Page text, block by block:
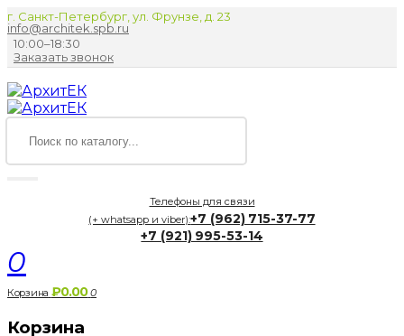
г. Санкт-Петербург, ул. Фрунзе, д. 23
info@architek.spb.ru
10:00–18:30
Заказать звонок
Телефоны для связи
(+ whatsapp и viber):+7 (962) 715-37-77
+7 (921) 995-53-14
0
Корзина ₽0.000
Корзина